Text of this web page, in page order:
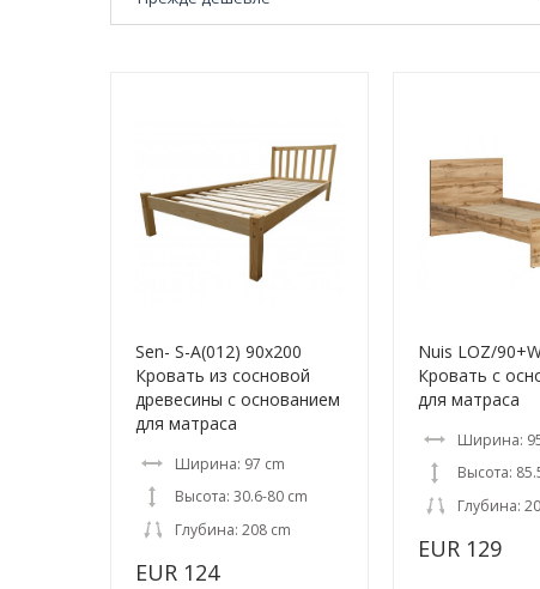
Sen- S-A(012) 90x200
Кровать из сосновой
древесины с основанием
для матраса
Ширина: 97 cm
Высота: 30.6-80 cm
Глубина: 208 cm
EUR 124
Nuis LOZ/
Кровать с
для матраса
Ширина:
Высота:
Глубина:
EUR 129